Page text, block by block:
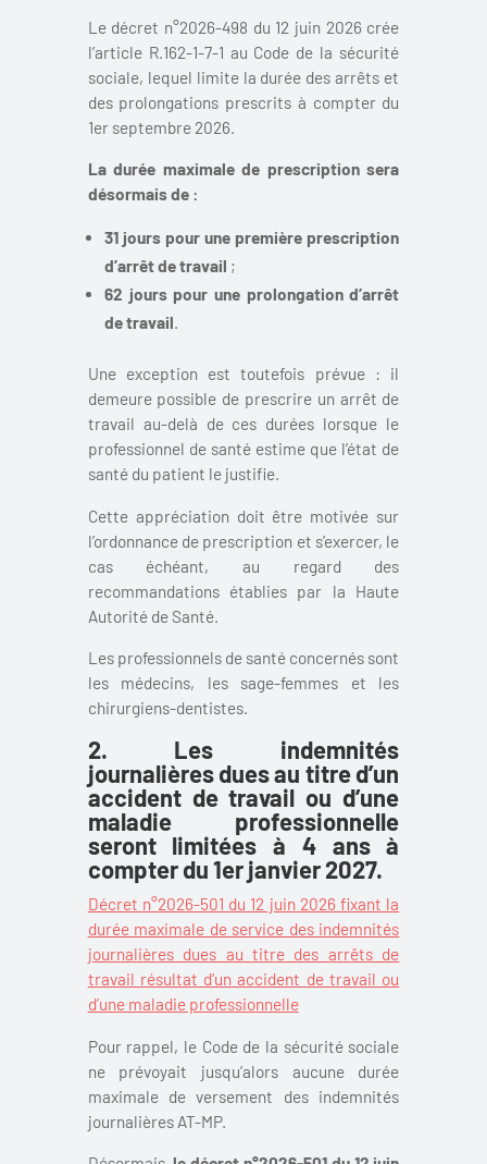
Le décret n°2026-498 du 12 juin 2026 crée
l’article R.162-1-7-1 au Code de la sécurité
sociale, lequel limite la durée des arrêts et
des prolongations prescrits à compter du
1erseptembre 2026.
La durée maximale de prescription sera
désormais de :
31 jours pour une première prescription
d’arrêt de travail ;
62 jours pour une prolongation d’arrêt
de travail.
Une exception est toutefois prévue : il
demeure possible de prescrire un arrêt de
travail au-delà de ces durées lorsque le
professionnel de santé estime que l’état de
santé du patient le justifie.
Cette appréciation doit être motivée sur
l’ordonnance de prescription et s’exercer, le
cas échéant, au regard des
recommandations établies par la Haute
Autorité de Santé.
Les professionnels de santé concernés sont
les médecins, les sage-femmes et les
chirurgiens-dentistes.
2. Les indemnités
journalières dues au titre d’un
accident de travail ou d’une
maladie professionnelle
seront limitées à 4 ans à
compter du 1erjanvier 2027.
Décret n°2026-501 du 12 juin 2026 fixant la
durée maximale de service des indemnités
journalières dues au titre des arrêts de
travail résultat d’un accident de travail ou
d’une maladie professionnelle
Pour rappel, le Code de la sécurité sociale
ne prévoyait jusqu’alors aucune durée
maximale de versement des indemnités
journalières AT-MP.